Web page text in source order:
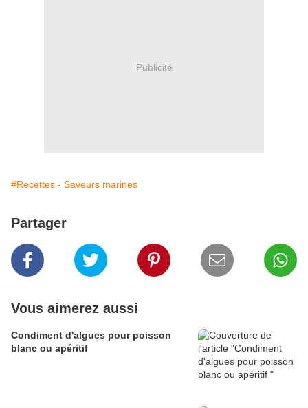
Publicité
#Recettes - Saveurs marines
Partager
Vous aimerez aussi
Condiment d'algues pour poisson
blanc ou apéritif